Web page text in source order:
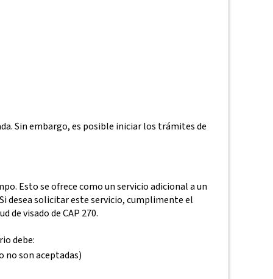
Sin embargo, es posible iniciar los trámites de
Esto se ofrece como un servicio adicional a un
desea solicitar este servicio, cumplimente el
de visado de CAP 270.
debe:
no son aceptadas)